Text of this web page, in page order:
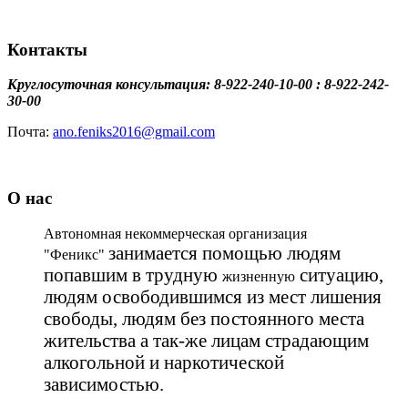
Контакты
Круглосуточная консультация: 8-922-240-10-00 : 8-922-242-
30-00
Почта: ano.feniks2016@gmail.com
О нас
Автономная некоммерческая организация
"Феникс" занимается помощью людям
попавшим в трудную жизненную ситуацию,
людям освободившимся из мест лишения
свободы, людям без постоянного места
жительства а так-же лицам страдающим
алкогольной и наркотической
зависимостью.